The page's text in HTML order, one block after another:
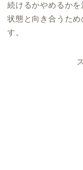
続けるかやめるか
状態と向き合うた
す。